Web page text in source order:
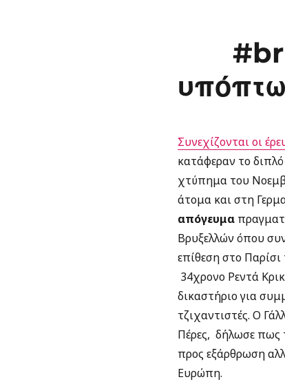
Συνεχίζονται οι
κατάφεραν το
χτύπημα του
άτομα και στη
απόγευμα
Βρυξελλών όπου
επίθεση στο
34χρονο Ρεντά
δικαστήριο για
τζιχαντιστές. Ο
Πέρες, δήλωσε πως
προς εξάρθρωση
Ευρώπη.